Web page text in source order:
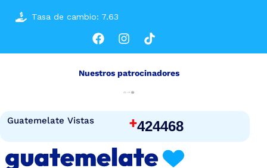
Tasa de cambio: 7.63
Guatemelate Vistas +424468
Nuestros patrocinadores